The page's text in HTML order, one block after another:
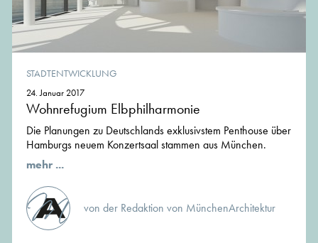
STADTENTWICKLUNG
24. Januar 2017
Wohnrefugium Elbphilharmonie
Die Planungen zu Deutschlands exklusivstem Penthouse über
Hamburgs neuem Konzertsaal stammen aus München.
mehr ...
von der Redaktion von MünchenArchitektur